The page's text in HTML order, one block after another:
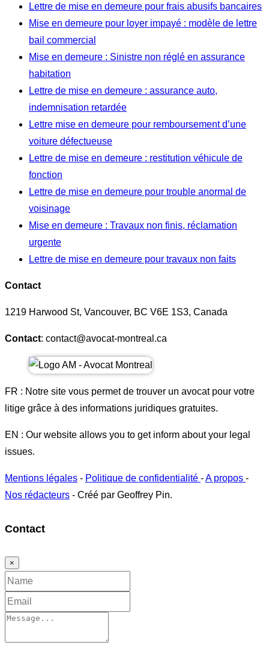
Lettre de mise en demeure pour frais abusifs bancaires
Mise en demeure pour loyer impayé : modèle de lettre
bail commercial
Mise en demeure : Sinistre non réglé en assurance
habitation
Lettre de mise en demeure : assurance auto,
indemnisation retardée
Lettre mise en demeure pour remboursement d’une
voiture défectueuse
Lettre de mise en demeure : restitution véhicule de
fonction
Lettre de mise en demeure pour trouble anormal de
voisinage
Mise en demeure : Travaux non finis, réclamation
urgente
Lettre de mise en demeure pour travaux non faits
Contact
1219 Harwood St, Vancouver, BC V6E 1S3, Canada
Contact: contact@avocat-montreal.ca
FR : Notre site vous permet de trouver un avocat pour votre
litige grâce à des informations juridiques gratuites.
EN : Our website allows you to get inform about your legal
issues.
Mentions légales - Politique de confidentialité -A propos -
Nos rédacteurs - Créé par Geoffrey Pin.
Contact
×